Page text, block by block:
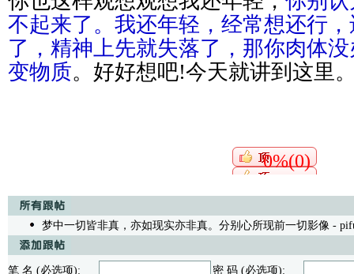
不起来了。我还年轻，经常想还行
了，精神上先就失落了，那你肉体
变物质。好好想吧!今天就讲到这里
0%(0)
梦中一切皆非真，亦如现实亦非真。分别心所现前一切影像 -
笔 名 (必选项):
密 码 (必选项):